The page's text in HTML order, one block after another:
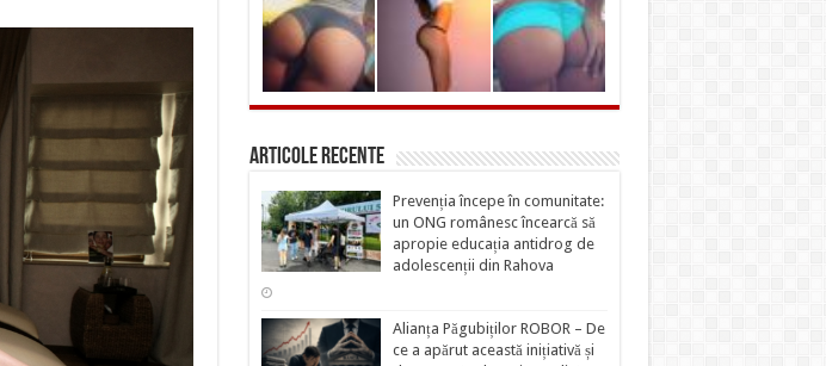
Articole recente
Prevenția începe în comunitate:
un ONG românesc încearcă să
apropie educația antidrog de
adolescenții din Rahova
Alianța Păgubiților ROBOR – De
ce a apărut această inițiativă și